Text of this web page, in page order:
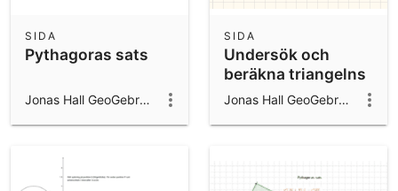
Pythagoras sats
SIDA
Jonas Hall GeoGebra ambassador 2024/25
Undersök och
beräkna triangelns
area
SIDA
Jonas Hall GeoGebra ambassador 2024/25